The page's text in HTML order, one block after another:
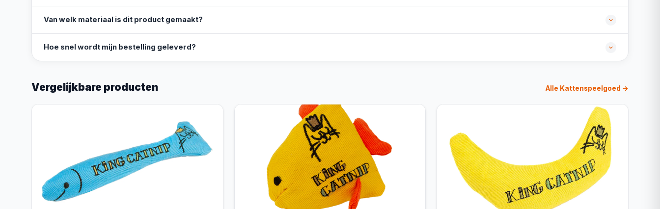
Van welk materiaal is dit product gemaakt?
Hoe snel wordt mijn bestelling geleverd?
Vergelijkbare producten Alle Kattenspeelgoed →